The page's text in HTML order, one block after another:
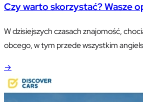
Czy warto skorzystać? Wasze
W dzisiejszych czasach znajomość,
obcego, w tym przede wszystkim
klientami, a to oczywiście wymusza na
podnoszenie własnych kompetencji.
→